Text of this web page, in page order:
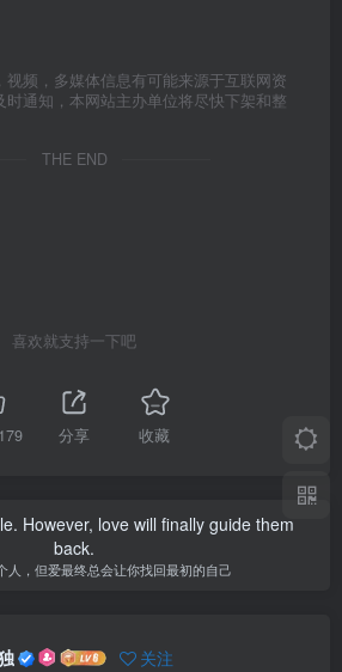
频，多媒体信息有可能来源于互联网资
时通知，本网站主办单位将尽快下架和整
THE END
喜欢就支持一下吧
179 分享 收藏
However, love will finally guide them
back.
人，但爱最终总会让你找回最初的自己
关注